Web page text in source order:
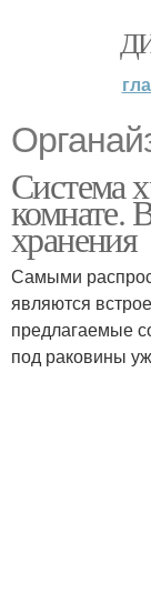
Система
комнате.
хранения
Самыми
являются
предлагаемые
под раковины